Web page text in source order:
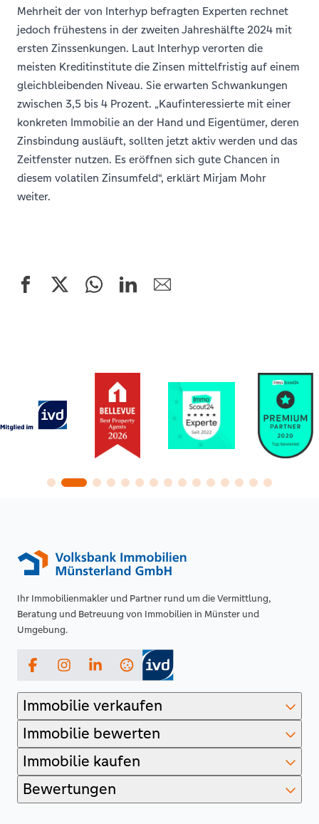
Mehrheit der von Interhyp befragten Experten rechnet
jedoch frühestens in der zweiten Jahreshälfte 2024 mit
ersten Zinssenkungen. Laut Interhyp verorten die
meisten Kreditinstitute die Zinsen mittelfristig auf einem
gleichbleibenden Niveau. Sie erwarten Schwankungen
zwischen 3,5 bis 4 Prozent. „Kaufinteressierte mit einer
konkreten Immobilie an der Hand und Eigentümer, deren
Zinsbindung ausläuft, sollten jetzt aktiv werden und das
Zeitfenster nutzen. Es eröffnen sich gute Chancen in
diesem volatilen Zinsumfeld“, erklärt Mirjam Mohr
weiter.
Ihr Immobilienmakler und Partner rund um die Vermittlung,
Beratung und Betreuung von Immobilien in Münster und
Umgebung.
FacebookInstagramLinkedIn
Immobilie verkaufen
Immobilie bewerten
Immobilie kaufen
Bewertungen